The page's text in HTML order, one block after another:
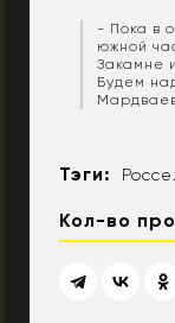
- Пока в
южной
Закамне
Будем
Тэги:
Кол-во